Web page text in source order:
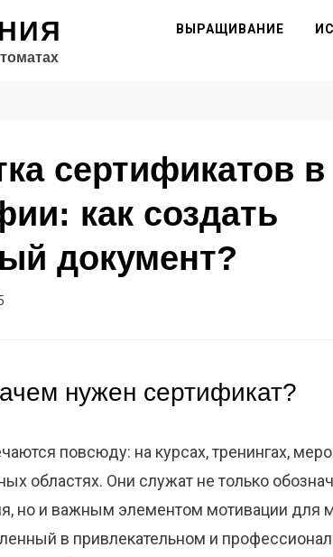
ВЫРАЩИВАНИЕ
сертификатов в
как создать
документ?
нужен сертификат?
повсюду: на курсах, тренингах,
областях. Они служат не только
но и важным элементом мотивации для
в привлекательном и